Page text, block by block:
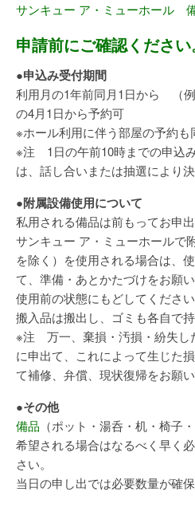
サンキュー ア・ミューホール
申請前にご確認ください
●申込み受付期間
利用月の1年前同月1日から
の4月1日から予約可
※ホール利用に伴う部屋の予約も
※注 1日の午前10時までの申込
は、話し合いまたは抽選により
●附属設備使用について
私用される備品は前もってお申出
サンキュー ア・ミューホールで
を除く）を使用される場合は、
て、準備・あとかたづけをお願
使用前の状態にもどしてください
搬入品は搬出し、ゴミも各自で持
※注 万一、棄損・汚損・紛失し
に申出て、これによって生じた
て補修、弁償、現状復帰をお願い
●その他
備品 （ポット・湯呑・机・椅子
希望される場合はなるべく早く
さい。
当日の申し出では必要数量が確